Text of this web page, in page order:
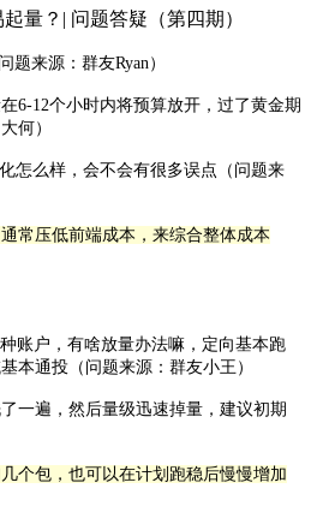
题来源：群友Ryan）
6-12个小时内将预算放开，过了黄金期
何）
怎么样，会不会有很多误点（问题来
常压低前端成本，来综合整体成本
账户，有啥放量办法嘛，定向基本跑
本通投（问题来源：群友小王）
一遍，然后量级迅速掉量，建议初期
个包，也可以在计划跑稳后慢慢增加